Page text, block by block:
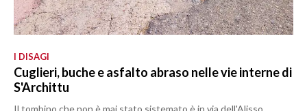
I DISAGI
Cuglieri, buche e asfalto abraso nelle vie interne di
S'Archittu
Il tombino che non è mai stato sistemato è in via dell'Alisso,